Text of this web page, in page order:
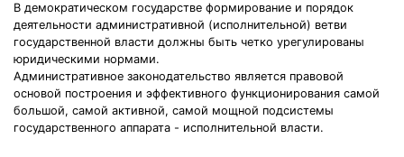
В демократическом государстве формирование и порядок
деятельности административной (исполнительной) ветви
государственной власти должны быть четко урегулированы
юридическими нормами.
Административное законодательство является правовой
основой построения и эффективного функционирования самой
большой, самой активной, самой мощной подсистемы
государственного аппарата - исполнительной власти.